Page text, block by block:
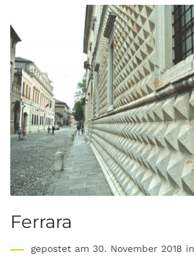
Ferrara
gepostet am 30. November 2018 in